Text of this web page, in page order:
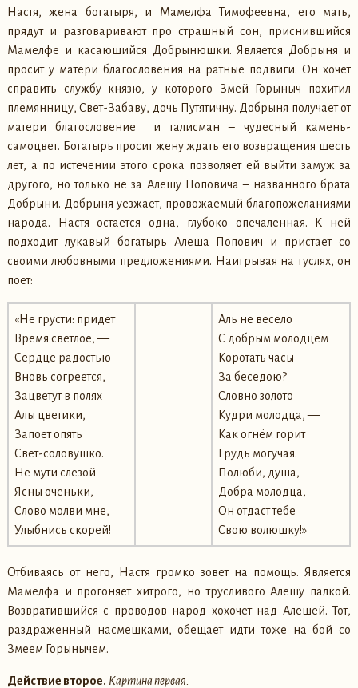
Настя, жена богатыря, и Мамелфа Тимофеевна, его мать,
прядут и разговаривают про страшный сон, приснившийся
Мамелфе и касающийся Добрынюшки. Является Добрыня и
просит у матери благословения на ратные подвиги. Он хочет
справить службу князю, у которого Змей Горыныч похитил
племянницу, Свет-Забаву, дочь Путятичну. Добрыня получает от
матери благословение и талисман – чудесный камень-
самоцвет. Богатырь просит жену ждать его возвращения шесть
лет, а по истечении этого срока позволяет ей выйти замуж за
другого, но только не за Алешу Поповича – названного брата
Добрыни. Добрыня уезжает, провожаемый благопожеланиями
народа. Настя остается одна, глубоко опечаленная. К ней
подходит лукавый богатырь Алеша Попович и пристает со
своими любовными предложениями. Наигрывая на гуслях, он
поет:
«Не грусти: придет
Время светлое, —
Сердце радостью
Вновь согреется,
Зацветут в полях
Алы цветики,
Запоет опять
Свет-соловушко.
Не мути слезой
Ясны оченьки,
Слово молви мне,
Улыбнись скорей!
Аль не весело
С добрым молодцем
Коротать часы
За беседою?
Словно золото
Кудри молодца, —
Как огнём горит
Грудь могучая.
Полюби, душа,
Добра молодца,
Он отдаст тебе
Свою волюшку!»
Отбиваясь от него, Настя громко зовет на помощь. Является
Мамелфа и прогоняет хитрого, но трусливого Алешу палкой.
Возвратившийся с проводов народ хохочет над Алешей. Тот,
раздраженный насмешками, обещает идти тоже на бой со
Змеем Горынычем.
Действие второе. Картина первая.